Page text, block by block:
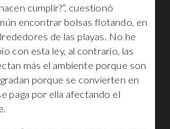
cumplir?”, cuestionó
encontrar bolsas flotando, en
de las playas. No he
con esta ley, al contrario, las
más el ambiente porque son
porque se convierten en
paga por ella afectando el